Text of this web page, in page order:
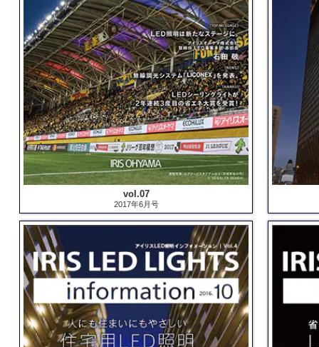
vol.07
2017年6月号